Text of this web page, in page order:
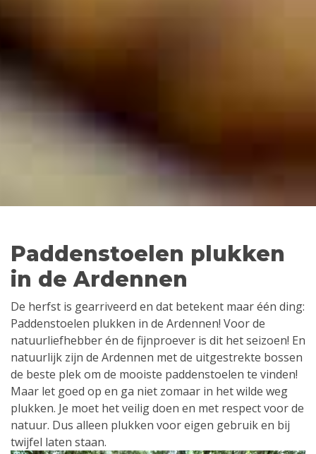
Paddenstoelen plukken
in de Ardennen
De herfst is gearriveerd en dat betekent maar één ding:
Paddenstoelen plukken in de Ardennen! Voor de
natuurliefhebber én de fijnproever is dit het seizoen! En
natuurlijk zijn de Ardennen met de uitgestrekte bossen
de beste plek om de mooiste paddenstoelen te vinden!
Maar let goed op en ga niet zomaar in het wilde weg
plukken. Je moet het veilig doen en met respect voor de
natuur. Dus alleen plukken voor eigen gebruik en bij
twijfel laten staan.